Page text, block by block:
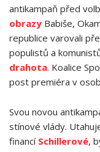
antikampaň před
obrazy Babiše,
republice varovali
populistů a
drahota. Koalice
post premiéra v
Svou novou
stínové vlády.
financí Schillerové,